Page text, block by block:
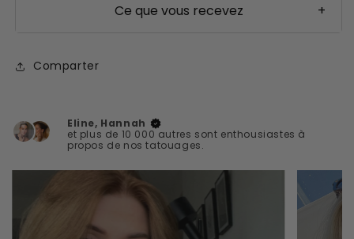
Ce que vous recevez +
Comparter
Eline, Hannah
et plus de 10 000 autres sont enthousiastes à
propos de nos tatouages.